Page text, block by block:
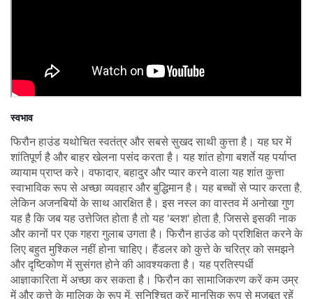
स्वभाव
फिरौन हाउंड यथोचित स्वतंत्र और सबसे सुखद साथी कुत्ता है। यह घर में
शांतिपूर्ण है और बाहर खेलना पसंद करता है। यह शांत होगा बशर्ते यह पर्याप्त
व्यायाम प्राप्त करे। वफादार, बहादुर और प्यार करने वाला यह शांत कुत्ता
स्वाभाविक रूप से अच्छा व्यवहार और बुद्धिमान है। यह बच्चों से प्यार करता है,
लेकिन अजनबियों के साथ आरक्षित है। इस नस्ल का वास्तव में अनोखा गुण
यह है कि जब यह उत्तेजित होता है तो यह 'ब्लश' होता है, जिससे इसकी नाक
और कानों पर एक गहरा गुलाब उगता है। फिरौन हाउंड को प्रशिक्षित करने के
लिए बहुत मुश्किल नहीं होना चाहिए। हैंडलर को कुत्ते के चरित्र को समझने
और दृष्टिकोण में सुसंगत होने की आवश्यकता है। यह प्रतिस्पर्धी
आज्ञाकारिता में अच्छा कर सकता है। फिरौन का सामाजिकरण करें कम उम्र
में और कुत्ते के मालिक के रूप में, सुनिश्चित करें मानसिक रूप से मजबूत रहें